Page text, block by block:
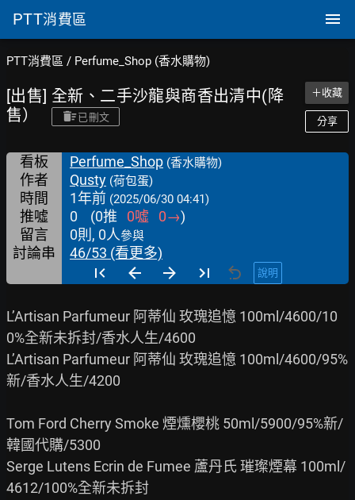
PTT消費區
PTT消費區 / Perfume_Shop (香水購物)
[出售] 全新、二手沙龍與商香出清中(降
售）
已刪文
＋收藏
分享
看板 Perfume_Shop (香水購物)
作者 Qusty (荷包蛋)
時間 1年前 (2025/06/30 04:41)
推噓 0 (0推 0噓 0→)
留言
0則, 0人參與
討論串 46/53 (看更多)
說明
L’Artisan Parfumeur 阿蒂仙 玫瑰追憶 100ml/4600/10
0%全新未拆封/香水人生/4600
L’Artisan Parfumeur 阿蒂仙 玫瑰追憶 100ml/4600/95%
新/香水人生/4200
Tom Ford Cherry Smoke 煙燻櫻桃 50ml/5900/95%新/
韓國代購/5300
Serge Lutens Ecrin de Fumee 蘆丹氏 璀璨煙幕 100ml/
4612/100%全新未拆封